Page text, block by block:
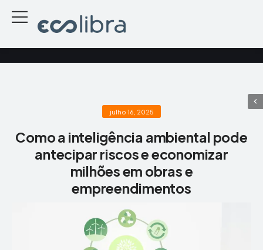
julho 16, 2025
Como a inteligência ambiental pode
antecipar riscos e economizar
milhões em obras e
empreendimentos